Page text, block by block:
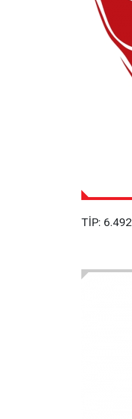
TİP: 6.492